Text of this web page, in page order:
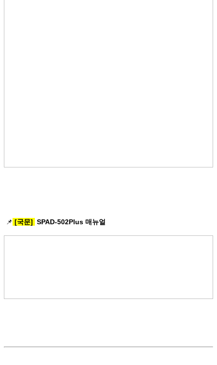
📌 [국문] SPAD-502Plus 매뉴얼